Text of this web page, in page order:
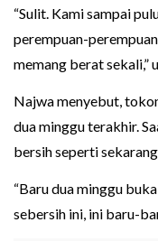
“Sulit. Kami sampai
perempuan-
memang berat sekali,”
Najwa menyebut,
dua minggu terakhir.
bersih seperti
“Baru dua minggu
sebersih ini, ini baru-